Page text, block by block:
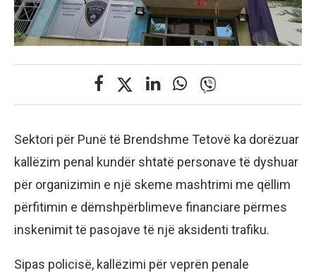
Sektori për Punë të Brendshme Tetovë ka dorëzuar
kallëzim penal kundër shtatë personave të dyshuar
për organizimin e një skeme mashtrimi me qëllim
përfitimin e dëmshpërblimeve financiare përmes
inskenimit të pasojave të një aksidenti trafiku.
Sipas policisë, kallëzimi për veprën penale